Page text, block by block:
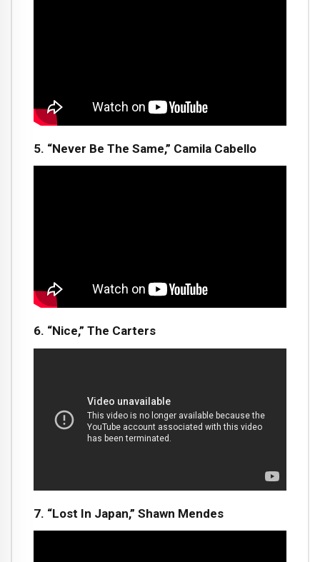
5. “Never Be The Same,” Camila Cabello
6. “Nice,” The Carters
7. “Lost In Japan,” Shawn Mendes